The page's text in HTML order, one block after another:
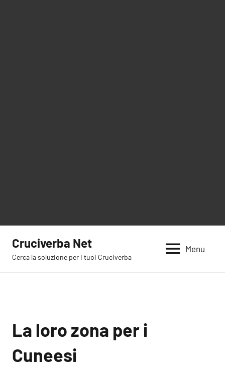
contenuto
Cruciverba Net
Cerca la soluzione per i tuoi Cruciverba
Menu
La loro zona per i
Cuneesi